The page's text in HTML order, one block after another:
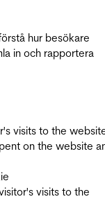
hur besökare
in och rapportera
visits to the
on the website
visits to the